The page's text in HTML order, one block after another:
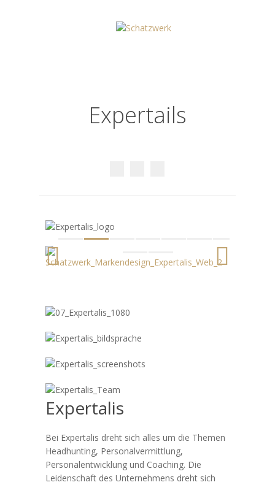
Expertails
Expertalis
Bei Expertalis dreht sich alles um die Themen
Headhunting, Personalvermittlung,
Personalentwicklung und Coaching. Die
Leidenschaft des Unternehmens dreht sich